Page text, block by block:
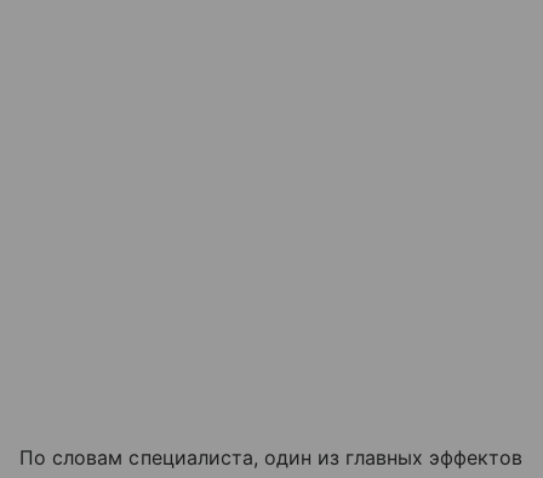
По словам специалиста, один из главных эффектов